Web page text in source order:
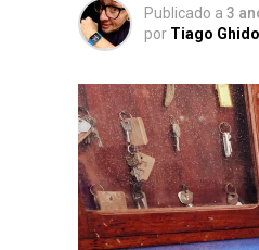
Publicado a 3
por Tiago